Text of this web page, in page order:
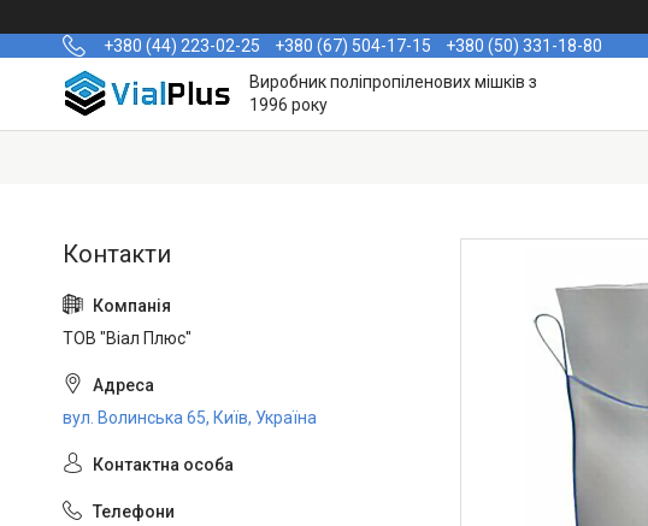
+380 (44) 223-02-25 +380 (67) 504-17-15
+380 (50) 331-18-80
Виробник поліпропіленових мішків з
1996 року
ТОВ "Віал Плюс"
вул. Волинська 65, Київ, Україна